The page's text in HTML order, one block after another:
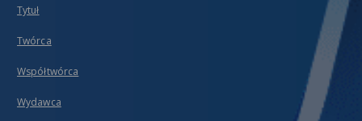
Tytuł
Twórca
Współtwórca
Wydawca